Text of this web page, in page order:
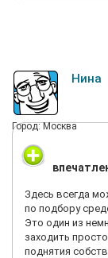
Нина
Город: Москва
Здесь всегда
по подбору
Это один из
заходить
поднятия